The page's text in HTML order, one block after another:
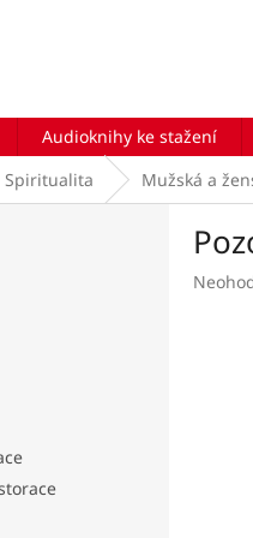
Audioknihy ke stažení
Spiritualita Mužská a